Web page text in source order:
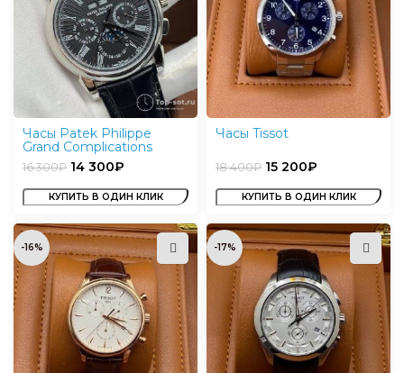
Часы Patek Philippe
Grand Complications
16 300₽ 14 300₽
КУПИТЬ В ОДИН КЛИК
Часы Tissot
18 400₽ 15 200₽
КУПИТЬ В ОДИН КЛИК
-16% -17%